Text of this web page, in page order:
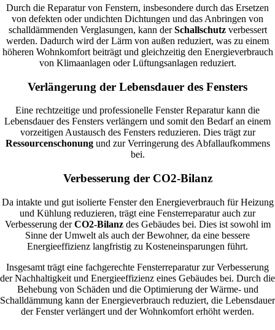
Durch die Reparatur von Fenstern, insbesondere durch das Ersetzen
von defekten oder undichten Dichtungen und das Anbringen von
schalldämmenden Verglasungen, kann derSchallschutzverbessert
werden. Dadurch wird der Lärm von außen reduziert, was zu einem
höheren Wohnkomfort beiträgt und gleichzeitig den Energieverbrauch
von Klimaanlagen oder Lüftungsanlagen reduziert.
Verlängerung der Lebensdauer des Fensters
Eine rechtzeitige und professionelle Fenster Reparatur kann die
Lebensdauer des Fensters verlängern und somit den Bedarf an einem
vorzeitigen Austausch des Fensters reduzieren. Dies trägt zur
Ressourcenschonungund zur Verringerung des Abfallaufkommens
bei.
Verbesserung der CO2-Bilanz
Da intakte und gut isolierte Fenster den Energieverbrauch für Heizung
und Kühlung reduzieren, trägt eine Fensterreparatur auch zur
Verbesserung derCO2-Bilanzdes Gebäudes bei. Dies ist sowohl im
Sinne der Umwelt als auch der Bewohner, da eine bessere
Energieeffizienz langfristig zu Kosteneinsparungen führt.
Insgesamt trägt eine fachgerechte Fensterreparatur zur Verbesserung
der Nachhaltigkeit und Energieeffizienz eines Gebäudes bei. Durch die
Behebung von Schäden und die Optimierung der Wärme- und
Schalldämmung kann der Energieverbrauch reduziert, die Lebensdauer
der Fenster verlängert und der Wohnkomfort erhöht werden.